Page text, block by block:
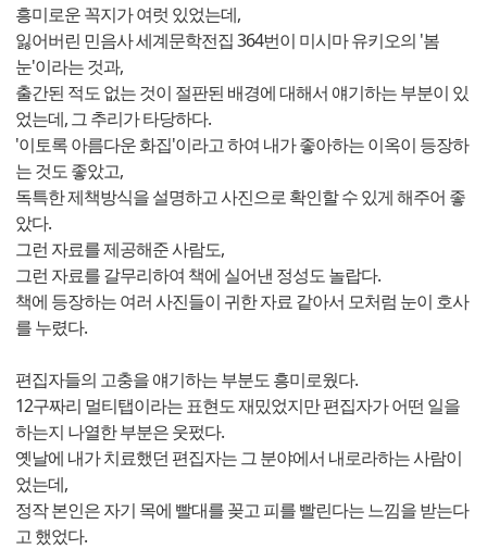
흥미로운 꼭지가 여럿 있었는데,
잃어버린 민음사 세계문학전집 364번이 미시마 유키오의 '봄
눈'이라는 것과,
출간된 적도 없는 것이 절판된 배경에 대해서 얘기하는 부분이 있
었는데, 그 추리가 타당하다.
'이토록 아름다운 화집'이라고 하여 내가 좋아하는 이옥이 등장하
는 것도 좋았고,
독특한 제책방식을 설명하고 사진으로 확인할 수 있게 해주어 좋
았다.
그런 자료를 제공해준 사람도,
그런 자료를 갈무리하여 책에 실어낸 정성도 놀랍다.
책에 등장하는 여러 사진들이 귀한 자료 같아서 모처럼 눈이 호사
를 누렸다.
편집자들의 고충을 얘기하는 부분도 흥미로웠다.
12구짜리 멀티탭이라는 표현도 재밌었지만 편집자가 어떤 일을
하는지 나열한 부분은 웃펐다.
옛날에 내가 치료했던 편집자는 그 분야에서 내로라하는 사람이
었는데,
정작 본인은 자기 목에 빨대를 꽂고 피를 빨린다는 느낌을 받는다
고 했었다.